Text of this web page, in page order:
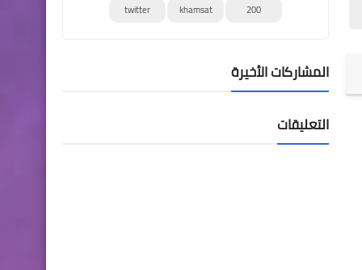
200
khamsat
twitter
المشاركات الأخيرة
التعليقات